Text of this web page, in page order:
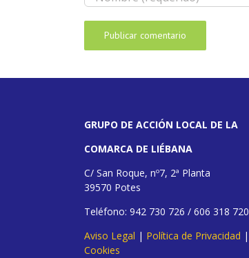
GRUPO DE ACCIÓN LOCAL DE LA
COMARCA DE LIÉBANA
C/ San Roque, nº7, 2ª Planta
39570 Potes
Teléfono: 942 730 726 / 606 318 720
Aviso Legal | Política de Privacidad |
Cookies